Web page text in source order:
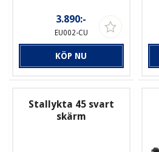
3.890:-
EU002-CU
KÖP NU
Stallykta 45 svart
skärm